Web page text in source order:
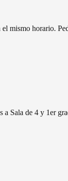
el mismo horario.
a Sala de 4 y 1er